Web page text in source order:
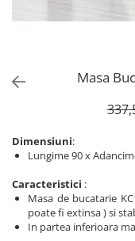
Masa
Dimensiuni:
Lungime 90 x
Caracteristici :
Masa de bucatarie
poate fi extinsa ) si
In partea inferioara